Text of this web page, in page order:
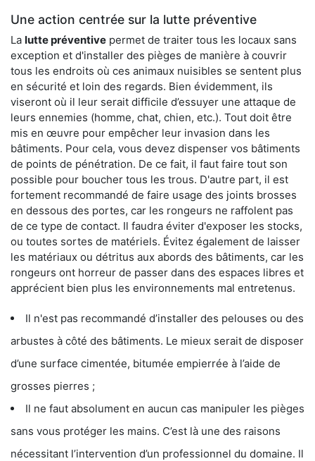
Une action centrée sur la lutte préventive
La lutte préventive permet de traiter tous les locaux sans
exception et d'installer des pièges de manière à couvrir
tous les endroits où ces animaux nuisibles se sentent plus
en sécurité et loin des regards. Bien évidemment, ils
viseront où il leur serait difficile d’essuyer une attaque de
leurs ennemies (homme, chat, chien, etc.). Tout doit être
mis en œuvre pour empêcher leur invasion dans les
bâtiments. Pour cela, vous devez dispenser vos bâtiments
de points de pénétration. De ce fait, il faut faire tout son
possible pour boucher tous les trous. D'autre part, il est
fortement recommandé de faire usage des joints brosses
en dessous des portes, car les rongeurs ne raffolent pas
de ce type de contact. Il faudra éviter d'exposer les stocks,
ou toutes sortes de matériels. Évitez également de laisser
les matériaux ou détritus aux abords des bâtiments, car les
rongeurs ont horreur de passer dans des espaces libres et
apprécient bien plus les environnements mal entretenus.
Il n'est pas recommandé d’installer des pelouses ou des
arbustes à côté des bâtiments. Le mieux serait de disposer
d’une surface cimentée, bitumée empierrée à l’aide de
grosses pierres ;
Il ne faut absolument en aucun cas manipuler les pièges
sans vous protéger les mains. C’est là une des raisons
nécessitant l’intervention d’un professionnel du domaine. Il